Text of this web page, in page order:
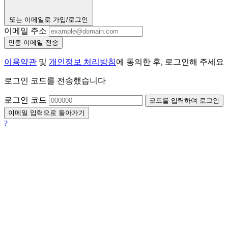
또는 이메일로 가입/로그인
이메일 주소
인증 이메일 전송
이용약관 및 개인정보 처리방침에 동의한 후, 로그인해 주세요
로그인 코드를 전송했습니다
로그인 코드
코드를 입력하여 로그인
이메일 입력으로 돌아가기
?